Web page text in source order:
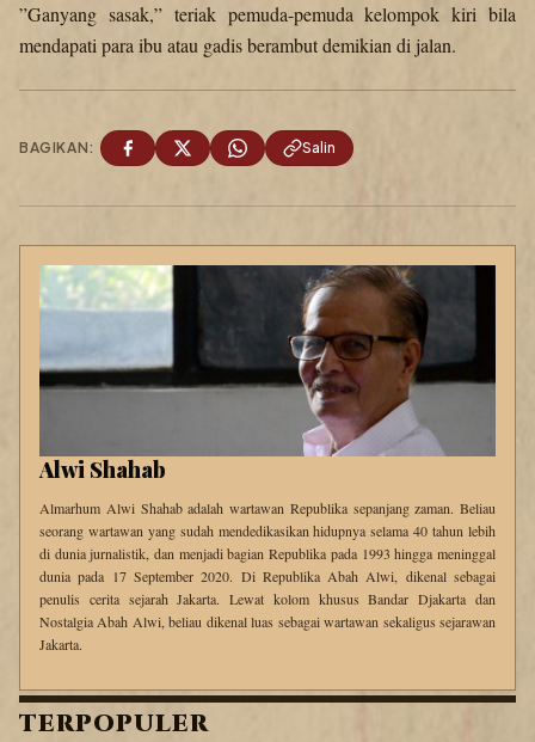
”Ganyang sasak,” teriak pemuda-pemuda kelompok kiri bila
mendapati para ibu atau gadis berambut demikian di jalan.
BAGIKAN: Salin
Alwi Shahab
Almarhum Alwi Shahab adalah wartawan Republika sepanjang zaman. Beliau
seorang wartawan yang sudah mendedikasikan hidupnya selama 40 tahun lebih
di dunia jurnalistik, dan menjadi bagian Republika pada 1993 hingga meninggal
dunia pada 17 September 2020. Di Republika Abah Alwi, dikenal sebagai
penulis cerita sejarah Jakarta. Lewat kolom khusus Bandar Djakarta dan
Nostalgia Abah Alwi, beliau dikenal luas sebagai wartawan sekaligus sejarawan
Jakarta.
TERPOPULER